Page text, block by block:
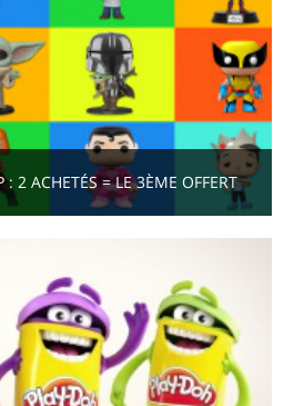
2 ACHETÉS = LE 3ÈME OFFERT